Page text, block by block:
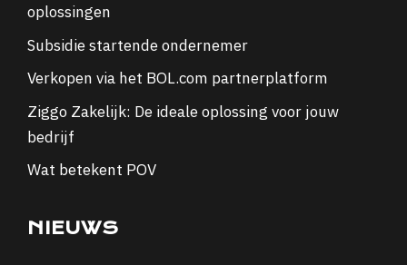
oplossingen
Subsidie startende ondernemer
Verkopen via het BOL.com partnerplatform
Ziggo Zakelijk: De ideale oplossing voor jouw
bedrijf
Wat betekent POV
NIEUWS